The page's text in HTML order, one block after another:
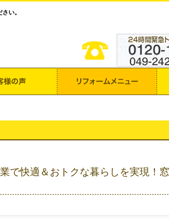
い。
で快適＆おトクな暮らしを実現！